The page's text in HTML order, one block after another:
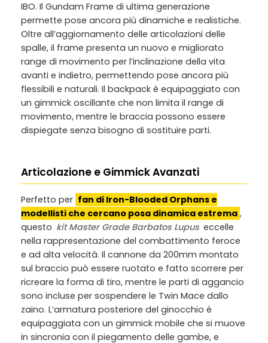
IBO. Il Gundam Frame di ultima generazione
permette pose ancora più dinamiche e realistiche.
Oltre all’aggiornamento delle articolazioni delle
spalle, il frame presenta un nuovo e migliorato
range di movimento per l’inclinazione della vita
avanti e indietro, permettendo pose ancora più
flessibili e naturali. Il backpack è equipaggiato con
un gimmick oscillante che non limita il range di
movimento, mentre le braccia possono essere
dispiegate senza bisogno di sostituire parti.
Articolazione e Gimmick Avanzati
Perfetto per fan di Iron-Blooded Orphans e
modellisti che cercano posa dinamica estrema ,
questo kit Master Grade Barbatos Lupus eccelle
nella rappresentazione del combattimento feroce
e ad alta velocità. Il cannone da 200mm montato
sul braccio può essere ruotato e fatto scorrere per
ricreare la forma di tiro, mentre le parti di aggancio
sono incluse per sospendere le Twin Mace dallo
zaino. L’armatura posteriore del ginocchio è
equipaggiata con un gimmick mobile che si muove
in sincronia con il piegamento delle gambe, e